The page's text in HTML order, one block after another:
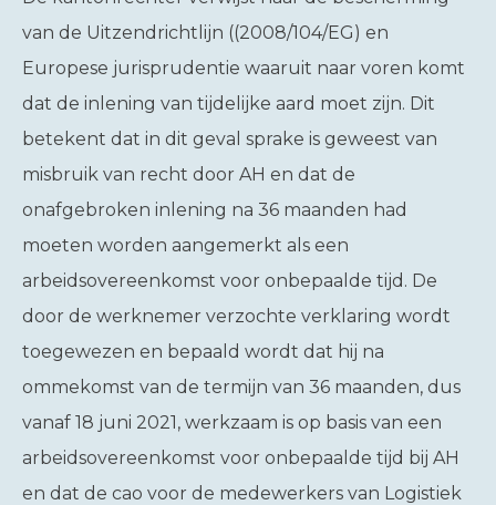
van de Uitzendrichtlijn ((2008/104/EG) en
Europese jurisprudentie waaruit naar voren komt
dat de inlening van tijdelijke aard moet zijn. Dit
betekent dat in dit geval sprake is geweest van
misbruik van recht door AH en dat de
onafgebroken inlening na 36 maanden had
moeten worden aangemerkt als een
arbeidsovereenkomst voor onbepaalde tijd. De
door de werknemer verzochte verklaring wordt
toegewezen en bepaald wordt dat hij na
ommekomst van de termijn van 36 maanden, dus
vanaf 18 juni 2021, werkzaam is op basis van een
arbeidsovereenkomst voor onbepaalde tijd bij AH
en dat de cao voor de medewerkers van Logistiek